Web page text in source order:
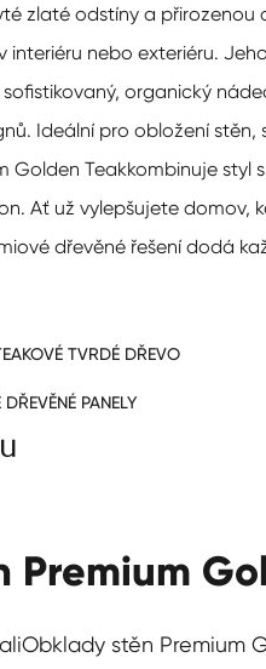
zlaté odstíny a přirozenou
nebo exteriéru.
organický
Ideální pro obložení stěn,
Golden Teakkombinuje styl s
Ať už vylepšujete domov,
dřevěné řešení dodá
TVRDÉ DŘEVO
PANELY
Premium
Obklady stěn Premium